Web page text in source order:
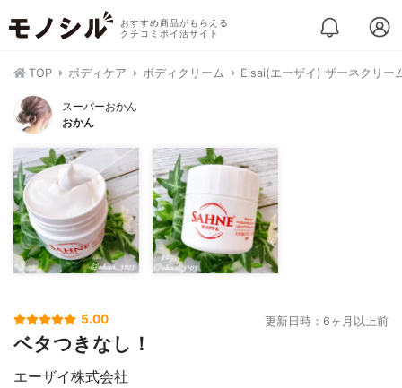
おすすめ商品がもらえる
クチコミポイ活サイト
TOP ボディケア ボディクリーム Eisai(エーザイ) ザーネクリー
スーパーおかん
おかん
5.00 更新日時：6ヶ月以上前
ベタつきなし！
エーザイ株式会社